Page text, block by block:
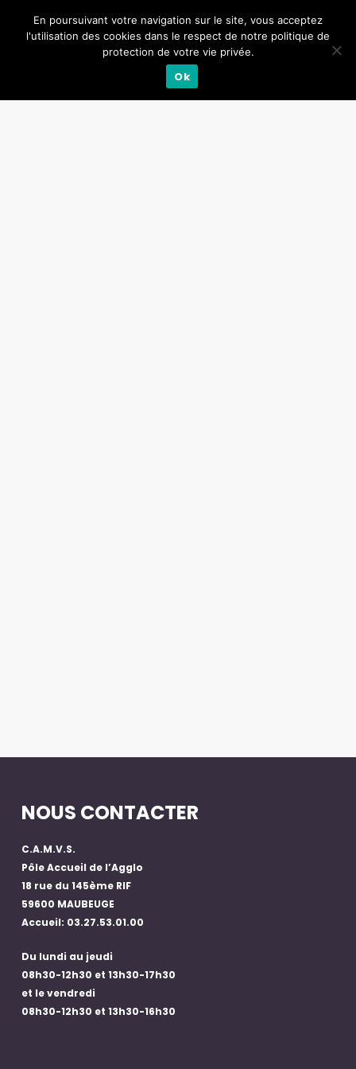
NOUS CONTACTER
C.A.M.V.S.
Pôle Accueil de l’Agglo
18 rue du 145ème RIF
59600 MAUBEUGE
Accueil: 03.27.53.01.00
Du lundi au jeudi
08h30-12h30 et 13h30-17h30
et le vendredi
08h30-12h30 et 13h30-16h30
En poursuivant votre navigation sur le site, vous acceptez
l'utilisation des cookies dans le respect de notre politique de
protection de votre vie privée.
Ok